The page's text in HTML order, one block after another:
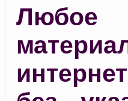
Любое